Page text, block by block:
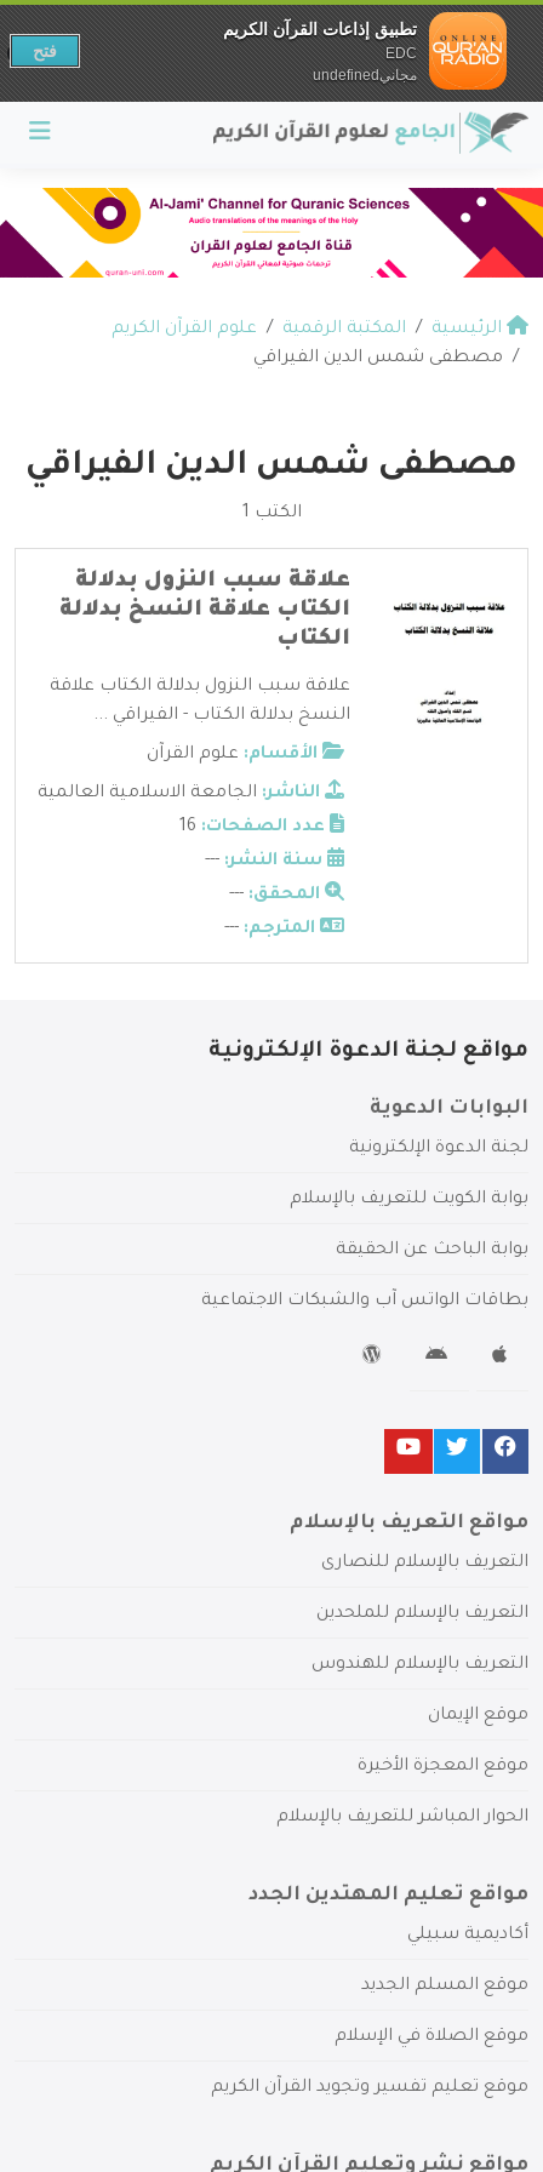
الرئيسية المكتبة الرقمية
علوم القرآن الكريم
مصطفى شمس الدين الفيراقي
مصطفى شمس الدين الفيراقي
الكتب 1
علاقة سبب النزول بدلالة
الكتاب علاقة النسخ بدلالة
الكتاب
علاقة سبب النزول بدلالة الكتاب علاقة
النسخ بدلالة الكتاب - الفيراقي ...
الأقسام: علوم القرآن
الناشر: الجامعة الاسلامية العالمية
عدد الصفحات:
سنة النشر: ---
المحقق: ---
المترجم: ---
مواقع لجنة الدعوة الإلكترونية
البوابات الدعوية
لجنة الدعوة الإلكترونية
بوابة الكويت للتعريف بالإسلام
بوابة الباحث عن الحقيقة
بطاقات الواتس آب والشبكات الاجتماعية
مواقع التعريف بالإسلام
التعريف بالإسلام للنصارى
التعريف بالإسلام للملحدين
التعريف بالإسلام للهندوس
موقع الإيمان
موقع المعجزة الأخيرة
الحوار المباشر للتعريف بالإسلام
مواقع تعليم المهتدين الجدد
أكاديمية سبيلي
موقع المسلم الجديد
موقع الصلاة في الإسلام
موقع تعليم تفسير وتجويد القرآن الكريم
مواقع نشر وتعليم القرآن الكريم
تطبيق إذاعات القرآن الكريم
EDC
مجانيundefined
فتح